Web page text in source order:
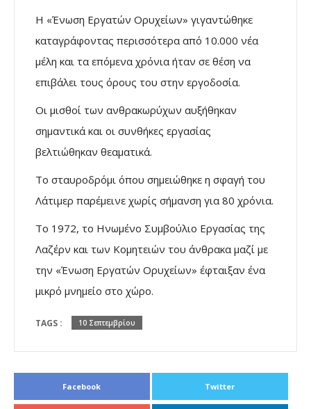
Η «Ένωση Εργατών Ορυχείων» γιγαντώθηκε
καταγράφοντας περισσότερα από 10.000 νέα
μέλη και τα επόμενα χρόνια ήταν σε θέση να
επιβάλει τους όρους του στην εργοδοσία.
Οι μισθοί των ανθρακωρύχων αυξήθηκαν
σημαντικά και οι συνθήκες εργασίας
βελτιώθηκαν θεαματικά.
Το σταυροδρόμι όπου σημειώθηκε η σφαγή του
Λάτιμερ παρέμεινε χωρίς σήμανση για 80 χρόνια.
Το 1972, το Ηνωμένο Συμβούλιο Εργασίας της
Λαζέρν και των Κομητειών του άνθρακα μαζί με
την «Ένωση Εργατών Ορυχείων» έφταιξαν ένα
μικρό μνημείο στο χώρο.
TAGS : 10 Σεπτεμβρίου
Facebook Twitter